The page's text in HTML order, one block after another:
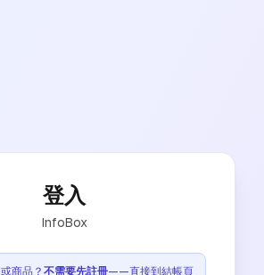
登入
InfoBox
商品？ 不需要先註冊——直接到結帳頁